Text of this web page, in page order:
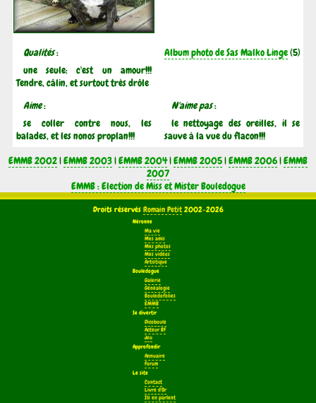
Qualités:
une seule: c'est un amour!!!
Tendre, câlin, et surtout très drôle
Album photo de Sas Malko Linge(5)
Aime:
se coller contre nous, les
balades, et les nonos proplan!!!
N'aime pas:
le nettoyage des oreilles, il se
sauve à la vue du flacon!!!
EMMB 2002|EMMB 2003|EMMB 2004|EMMB 2005|EMMB 2006|EMMB
2007
EMMB : Election de Miss et Mister Bouledogue
Droits réservés Romain Petit2002-2026
Néronne
Ma vie
Mes amis
Mes photos
Mes vidéos
Artistique
Bouledogue
Galerie
Généalogie
Bouledofolies
EMMB
Se divertir
Dicoboule
Acteur BF
Jeu
Approfondir
Annuaire
Forum
Le site
Contact
Livre d'Or
Ils en parlent